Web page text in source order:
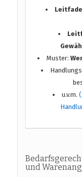
Muster:
u.v.m.
und